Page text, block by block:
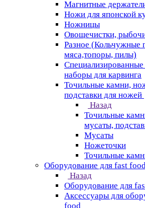
Магнитные
Ножи для японской
Ножницы
Овощечистки,
Разное (Кольчужные
мяса,топоры, пилы)
наборы для карвинга
Точильные камни,
подставки для ножей
Назад
Точильные
мусаты,
Мусаты
Ножеточки
Точильные
Оборудование для fast
Назад
Оборудование для
Аксессуары для
food